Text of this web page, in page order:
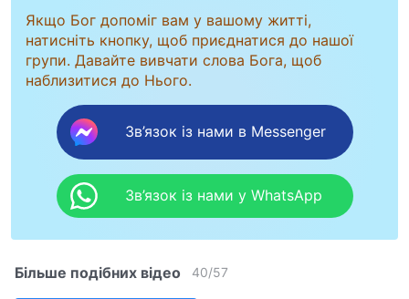
Якщо Бог допоміг вам у вашому житті,
натисніть кнопку, щоб приєднатися до нашої
групи. Давайте вивчати слова Бога, щоб
наблизитися до Нього.
Зв’язок із нами в Messenger
Зв’язок із нами у WhatsApp
Більше подібних відео 40/57